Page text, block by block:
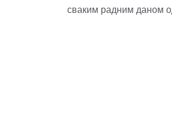
сваким радним даном